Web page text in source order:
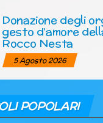
Donazione degli
gesto d’amore
Rocco Nesta
5 Agosto 2026
POPOLARI